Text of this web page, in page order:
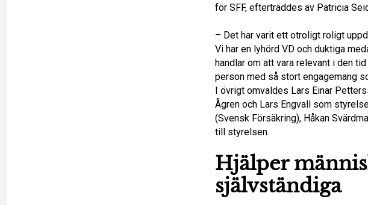
för SFF, efterträddes av Patricia
– Det har varit ett otroligt roligt
Vi har en lyhörd VD och duktiga
handlar om att vara relevant i den
person med så stort engagemang
I övrigt omvaldes Lars Einar
Ågren och Lars Engvall som
(Svensk Försäkring), Håkan
till styrelsen.
Hjälper
självständiga